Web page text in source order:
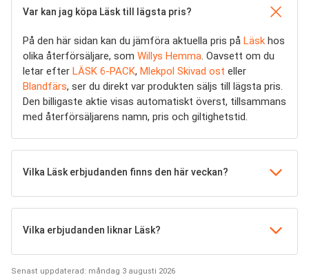
Var kan jag köpa Läsk till lägsta pris?
På den här sidan kan du jämföra aktuella pris på Läsk hos
olika återförsäljare, som Willys Hemma. Oavsett om du
letar efter LÄSK 6-PACK, Mlekpol Skivad ost eller
Blandfärs, ser du direkt var produkten säljs till lägsta pris.
Den billigaste aktie visas automatiskt överst, tillsammans
med återförsäljarens namn, pris och giltighetstid.
Vilka Läsk erbjudanden finns den här veckan?
Vilka erbjudanden liknar Läsk?
Senast uppdaterad: måndag 3 augusti 2026